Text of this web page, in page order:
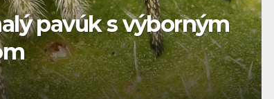
inteligentné a